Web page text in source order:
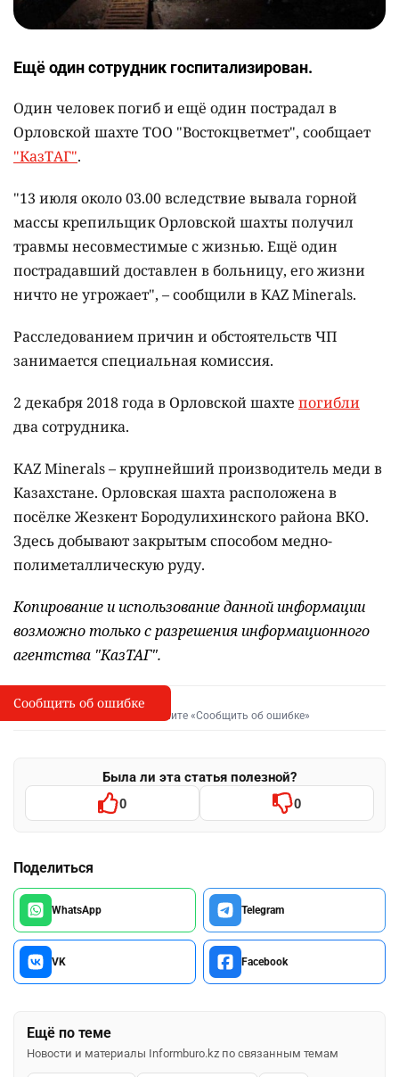
Ещё один сотрудник госпитализирован.
Один человек погиб и ещё один пострадал в
Орловской шахте ТОО "Востокцветмет", сообщает
"КазТАГ".
"13 июля около 03.00 вследствие вывала горной
массы крепильщик Орловской шахты получил
травмы несовместимые с жизнью. Ещё один
пострадавший доставлен в больницу, его жизни
ничто не угрожает", – сообщили в KAZ Minerals.
Расследованием причин и обстоятельств ЧП
занимается специальная комиссия.
2 декабря 2018 года в Орловской шахте погибли
два сотрудника.
KAZ Minerals – крупнейший производитель меди в
Казахстане. Орловская шахта расположена в
посёлке Жезкент Бородулихинского района ВКО.
Здесь добывают закрытым способом медно-
полиметаллическую руду.
Копирование и использование данной информации
возможно только с разрешения информационного
агентства "КазТАГ".
I
Сообщить об опечатке
Выделите фрагмент и нажмите «Сообщить об ошибке»
Была ли эта статья полезной?
0 0
Поделиться
WhatsApp Telegram
VK Facebook
Ещё по теме
Новости и материалы Informburo.kz по связанным темам
Сообщить об ошибке